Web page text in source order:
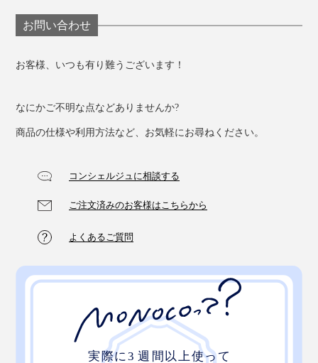
お問い合わせ
お客様、いつも有り難うございます！
なにかご不明な点などありませんか?
商品の仕様や利用方法など、お気軽にお尋ねください。
コンシェルジュに相談する
ご注文済みのお客様はこちらから
よくあるご質問